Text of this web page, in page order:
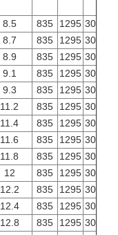
8.5 835 1295 3000
8.7 835 1295 3000
8.9 835 1295 3000
9.1 835 1295 3000
9.3 835 1295 3000
11.2 835 1295 3000
11.4 835 1295 3000
11.6 835 1295 3000
11.8 835 1295 3000
12 835 1295 3000
12.2 835 1295 3000
12.4 835 1295 3000
12.8 835 1295 3000